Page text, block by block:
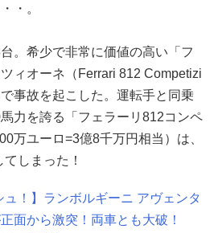
・。
。希少で非常に価値の高い「フ
ィオーネ（Ferrari 812 Competizi
事故を起こした。運転手と同乗
力を誇る「フェラーリ812コンペ
万ユーロ=3億8千万円相当）は、
しまった！
ュ！】ランボルギーニ アヴェンタ
正面から激突！両車とも大破！